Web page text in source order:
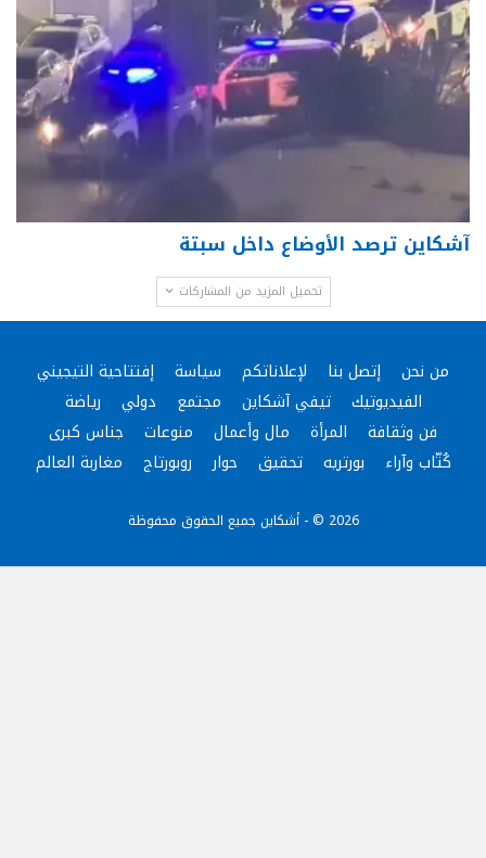
آشكاين ترصد الأوضاع داخل سبتة
تحميل المزيد من المشاركات
من نحن إتصل بنا لإعلاناتكم سياسة
إفتتاحية التيجيني
الفيديوتيك
تيفي آشكاين مجتمع دولي
رياضة
فن وثقافة
المرأة مال وأعمال منوعات
جناس كبرى
كُتّاب وآراء
بورتريه تحقيق حوار روبورتاج مغاربة العالم
2026 © - أشكاين جميع الحقوق محفوظة